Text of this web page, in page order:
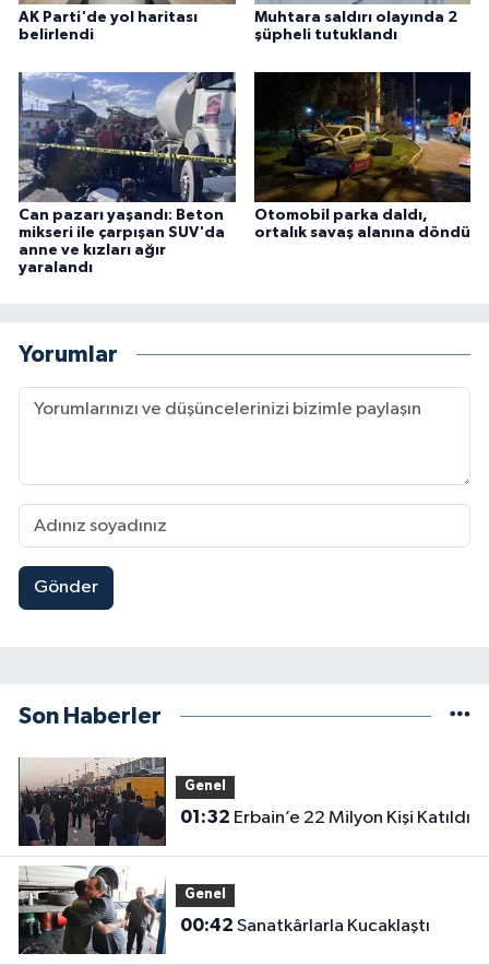
AK Parti'de yol haritası
belirlendi
Muhtara saldırı olayında 2
şüpheli tutuklandı
Can pazarı yaşandı: Beton
mikseri ile çarpışan SUV'da
anne ve kızları ağır
yaralandı
Otomobil parka daldı,
ortalık savaş alanına döndü
Yorumlar
Gönder
Son Haberler
Genel
01:32 Erbain’e 22 Milyon Kişi Katıldı
Genel
00:42 Sanatkârlarla Kucaklaştı